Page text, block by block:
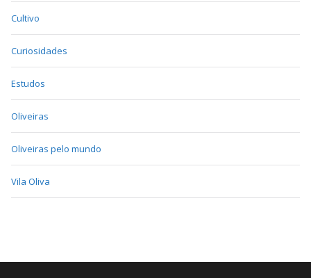
Cultivo
Curiosidades
Estudos
Oliveiras
Oliveiras pelo mundo
Vila Oliva